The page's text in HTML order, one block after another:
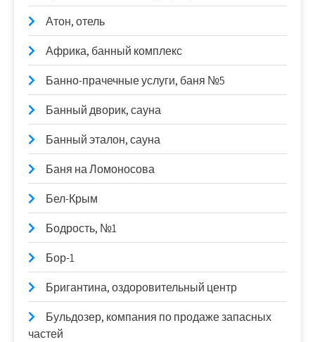
Атон, отель
Африка, банный комплекс
Банно-прачечные услуги, баня №5
Банный дворик, сауна
Банный эталон, сауна
Баня на Ломоносова
Бел-Крым
Бодрость, №1
Бор-1
Бригантина, оздоровительный центр
Бульдозер, компания по продаже запасных
частей